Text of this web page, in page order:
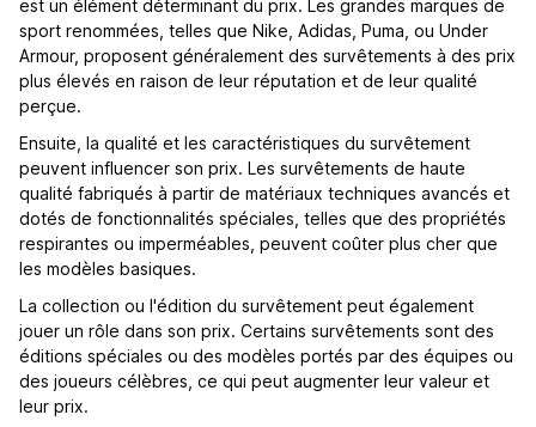
est un élément déterminant du prix. Les grandes marques de
sport renommées, telles que Nike, Adidas, Puma, ou Under
Armour, proposent généralement des survêtements à des prix
plus élevés en raison de leur réputation et de leur qualité
perçue.
Ensuite, la qualité et les caractéristiques du survêtement
peuvent influencer son prix. Les survêtements de haute
qualité fabriqués à partir de matériaux techniques avancés et
dotés de fonctionnalités spéciales, telles que des propriétés
respirantes ou imperméables, peuvent coûter plus cher que
les modèles basiques.
La collection ou l'édition du survêtement peut également
jouer un rôle dans son prix. Certains survêtements sont des
éditions spéciales ou des modèles portés par des équipes ou
des joueurs célèbres, ce qui peut augmenter leur valeur et
leur prix.